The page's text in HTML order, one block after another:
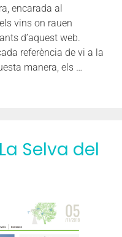
encarada al
vins on rauen
d’aquest web.
referència de vi a la
manera, els …
Selva del